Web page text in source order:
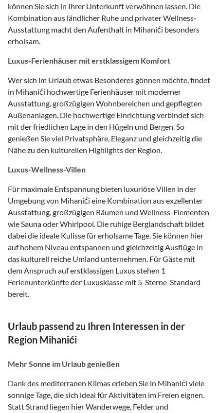
können Sie sich in Ihrer Unterkunft verwöhnen lassen. Die
Kombination aus ländlicher Ruhe und privater Wellness-
Ausstattung macht den Aufenthalt in Mihanići besonders
erholsam.
Luxus-Ferienhäuser mit erstklassigem Komfort
Wer sich im Urlaub etwas Besonderes gönnen möchte, findet
in Mihanići hochwertige Ferienhäuser mit moderner
Ausstattung, großzügigen Wohnbereichen und gepflegten
Außenanlagen. Die hochwertige Einrichtung verbindet sich
mit der friedlichen Lage in den Hügeln und Bergen. So
genießen Sie viel Privatsphäre, Eleganz und gleichzeitig die
Nähe zu den kulturellen Highlights der Region.
Luxus-Wellness-Villen
Für maximale Entspannung bieten luxuriöse Villen in der
Umgebung von Mihanići eine Kombination aus exzellenter
Ausstattung, großzügigen Räumen und Wellness-Elementen
wie Sauna oder Whirlpool. Die ruhige Berglandschaft bildet
dabei die ideale Kulisse für erholsame Tage. Sie können hier
auf hohem Niveau entspannen und gleichzeitig Ausflüge in
das kulturell reiche Umland unternehmen. Für Gäste mit
dem Anspruch auf erstklassigen Luxus stehen 1
Ferienunterkünfte der Luxusklasse mit 5-Sterne-Standard
bereit.
Urlaub passend zu Ihren Interessen in der
Region Mihanići
Mehr Sonne im Urlaub genießen
Dank des mediterranen Klimas erleben Sie in Mihanići viele
sonnige Tage, die sich ideal für Aktivitäten im Freien eignen.
Statt Strand liegen hier Wanderwege, Felder und